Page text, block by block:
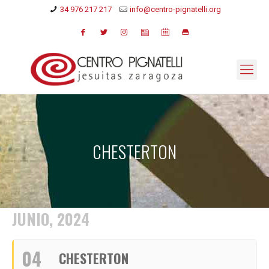
34 976 217 217 info@centro-pignatelli.org
CHESTERTON
JUNIO, 2024
04 CHESTERTON